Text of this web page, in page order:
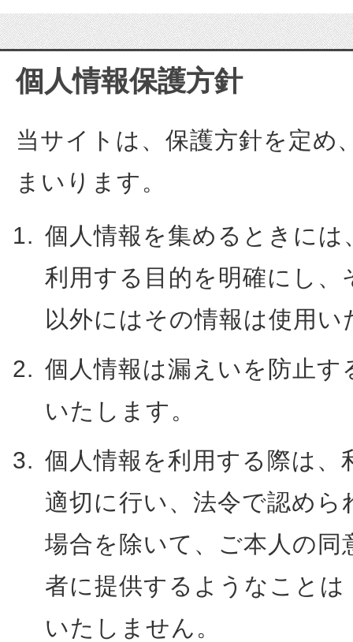
個人情報保護方針
当サイトは、保護方針を定め
まいります。
個人情報を集めるときには
利用する目的を明確にし、
以外にはその情報は使用い
個人情報は漏えいを防止す
いたします。
個人情報を利用する際は、
適切に行い、法令で認めら
場合を除いて、ご本人の同
者に提供するようなことは
いたしません。